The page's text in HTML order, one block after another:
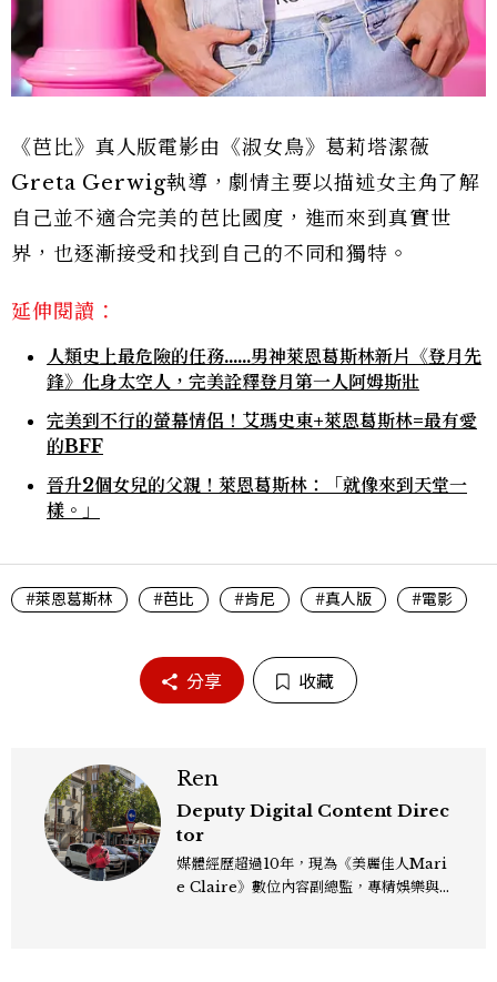
《芭比》真人版電影由《淑女鳥》葛莉塔潔薇
Greta Gerwig執導，劇情主要以描述女主角了解
自己並不適合完美的芭比國度，進而來到真實世
界，也逐漸接受和找到自己的不同和獨特。
延伸閱讀：
人類史上最危險的任務......男神萊恩葛斯林新片《登月先
鋒》化身太空人，完美詮釋登月第一人阿姆斯壯
完美到不行的螢幕情侶！艾瑪史東+萊恩葛斯林=最有愛
的BFF
晉升2個女兒的父親！萊恩葛斯林：「就像來到天堂一
樣。」
#萊恩葛斯林 #芭比 #肯尼 #真人版 #電影
分享 收藏
Ren
Deputy Digital Content Direc
tor
媒體經歷超過10年，現為《美麗佳人Mari
e Claire》數位內容副總監，專精娛樂與